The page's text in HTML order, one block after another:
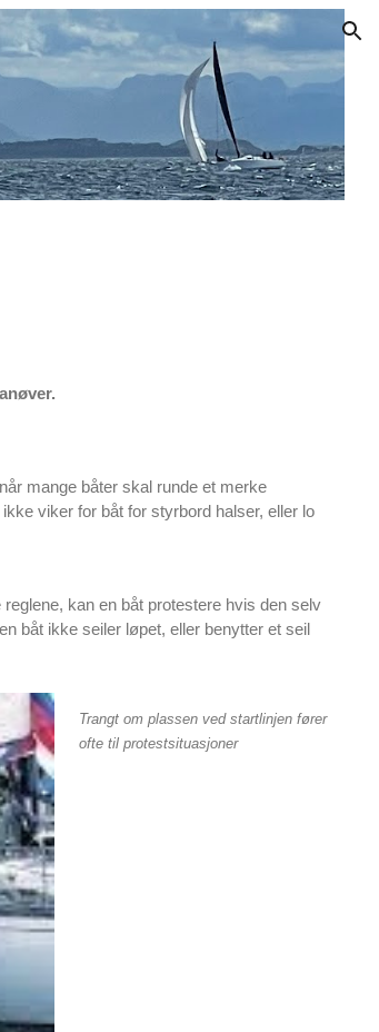
mange båter skal runde et merke
viker for båt for styrbord halser, eller lo
kan en båt protestere hvis den selv
båt ikke seiler løpet, eller benytter et seil
Trangt om plassen ved startlinjen fører
ofte til protestsituasjoner